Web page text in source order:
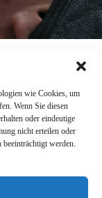
wie Cookies, um
Wenn Sie diesen
oder eindeutige
nicht erteilen oder
werden.